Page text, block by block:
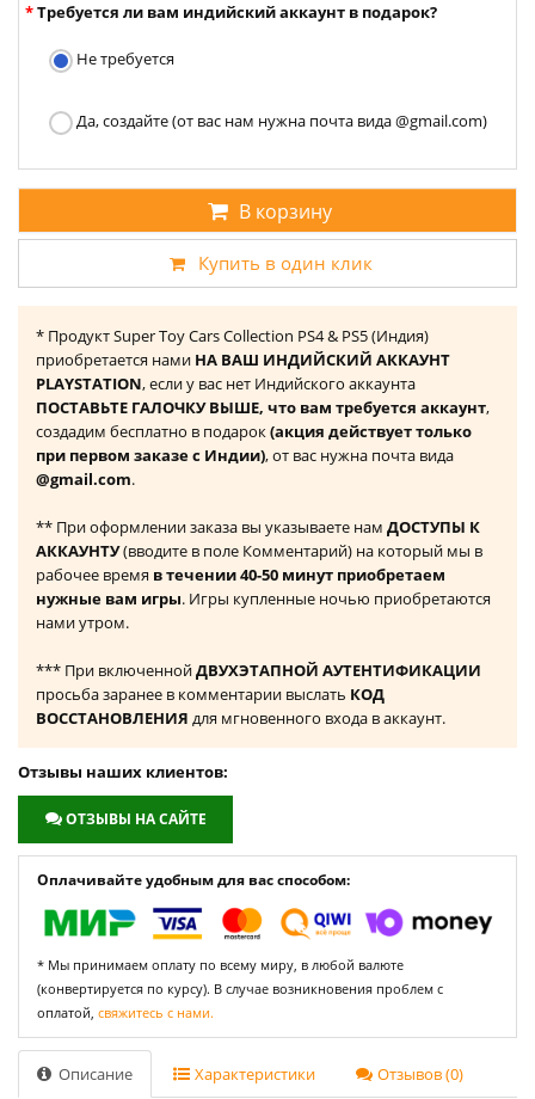
Требуется ли вам индийский аккаунт в подарок?
Не требуется
Да, создайте (от вас нам нужна почта вида @gmail.com)
В корзину
Купить в один клик
* Продукт Super Toy Cars Collection PS4 & PS5 (Индия)
приобретается нами НА ВАШ ИНДИЙСКИЙ АККАУНТ
PLAYSTATION, если у вас нет Индийского аккаунта
ПОСТАВЬТЕ ГАЛОЧКУ ВЫШЕ, что вам требуется аккаунт,
создадим бесплатно в подарок(акция действует только
при первом заказе с Индии), от вас нужна почта вида
@gmail.com.
** При оформлении заказа вы указываете нам ДОСТУПЫ К
АККАУНТУ(вводите в поле Комментарий) на который мы в
рабочее время в течении 40-50 минут приобретаем
нужные вам игры. Игры купленные ночью приобретаются
нами утром.
*** При включеннойДВУХЭТАПНОЙ АУТЕНТИФИКАЦИИ
просьба заранее в комментарии выслать КОД
ВОССТАНОВЛЕНИЯ для мгновенного входа в аккаунт.
Отзывы наших клиентов:
ОТЗЫВЫ НА САЙТЕ
Оплачивайте удобным для вас способом:
* Мы принимаем оплату по всему миру, в любой валюте
(конвертируется по курсу). В случае возникновения проблем с
оплатой, свяжитесь с нами.
Описание Характеристики Отзывов (0)